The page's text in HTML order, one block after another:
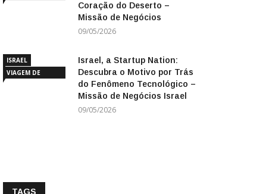
Coração do Deserto –
Missão de Negócios
09/05/2026
ISRAEL
VIAGEM DE
Israel, a Startup Nation:
Descubra o Motivo por Trás
do Fenômeno Tecnológico –
Missão de Negócios Israel
09/05/2026
TAGS